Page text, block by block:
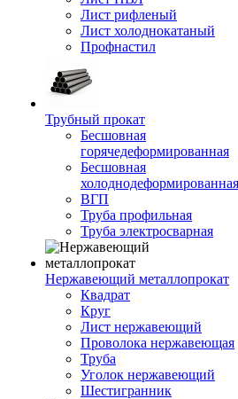
Лист рифленый
Лист холоднокатаный
Профнастил
Трубный прокат
Бесшовная
горячедеформированная
Бесшовная
холоднодеформированная
ВГП
Труба профильная
Труба электросварная
Нержавеющий металлопрокат
Квадрат
Круг
Лист нержавеющий
Проволока нержавеющая
Труба
Уголок нержавеющий
Шестигранник